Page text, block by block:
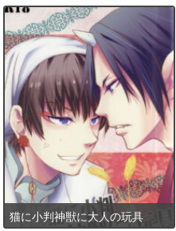
猫に小判神獣に大人の玩具